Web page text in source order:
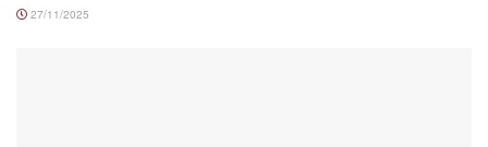
27/11/2025